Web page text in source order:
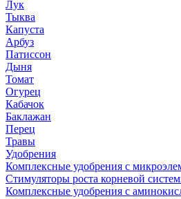
Лук
Тыква
Капуста
Арбуз
Патиссон
Дыня
Томат
Огурец
Кабачок
Баклажан
Перец
Травы
Удобрения
Комплексные удобрения с
Стимуляторы роста корневой
Комплексные удобрения с